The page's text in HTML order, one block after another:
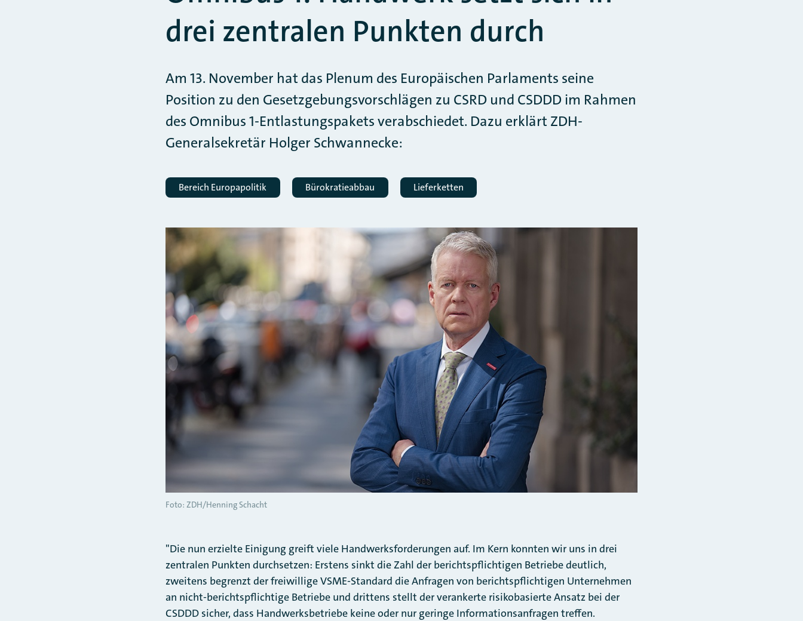
drei zentralen Punkten durch
Am 13. November hat das Plenum des Europäischen Parlaments seine
Position zu den Gesetzgebungsvorschlägen zu CSRD und CSDDD im Rahmen
des Omnibus 1-Entlastungspakets verabschiedet. Dazu erklärt ZDH-
Generalsekretär Holger Schwannecke:
Bereich Europapolitik Bürokratieabbau Lieferketten
Foto: ZDH/Henning Schacht
"Die nun erzielte Einigung greift viele Handwerksforderungen auf. Im Kern konnten wir uns in drei
zentralen Punkten durchsetzen: Erstens sinkt die Zahl der berichtspflichtigen Betriebe deutlich,
zweitens begrenzt der freiwillige VSME-Standard die Anfragen von berichtspflichtigen Unternehmen
an nicht-berichtspflichtige Betriebe und drittens stellt der verankerte risikobasierte Ansatz bei der
CSDDD sicher, dass Handwerksbetriebe keine oder nur geringe Informationsanfragen treffen.